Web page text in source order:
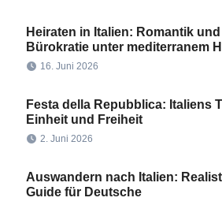
Heiraten in Italien: Romantik und
Bürokratie unter mediterranem
16. Juni 2026
Festa della Repubblica: Italiens
Einheit und Freiheit
2. Juni 2026
Auswandern nach Italien:
Guide für Deutsche